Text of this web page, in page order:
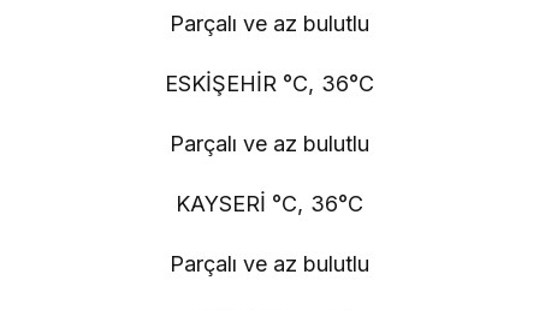
Parçalı ve az bulutlu
ESKİŞEHİR °C, 36°C
Parçalı ve az bulutlu
KAYSERİ °C, 36°C
Parçalı ve az bulutlu